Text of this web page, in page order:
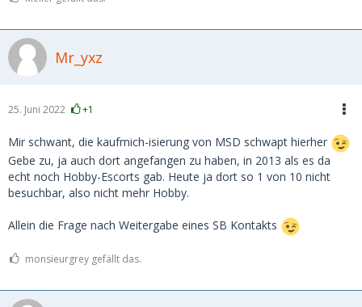
Mr_yxz
25. Juni 2022 +1
Mir schwant, die kaufmich-isierung von MSD schwapt hierher
Gebe zu, ja auch dort angefangen zu haben, in 2013 als es da
echt noch Hobby-Escorts gab. Heute ja dort so 1 von 10 nicht
besuchbar, also nicht mehr Hobby.
Allein die Frage nach Weitergabe eines SB Kontakts
monsieurgrey gefällt das.